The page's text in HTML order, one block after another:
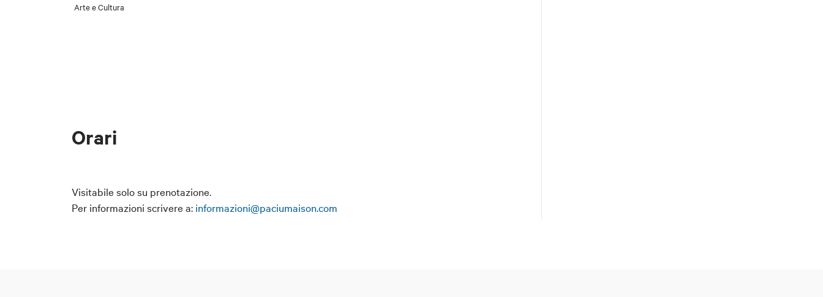
Arte e Cultura
Orari
Visitabile solo su prenotazione.
Per informazioni scrivere a: informazioni@paciumaison.com